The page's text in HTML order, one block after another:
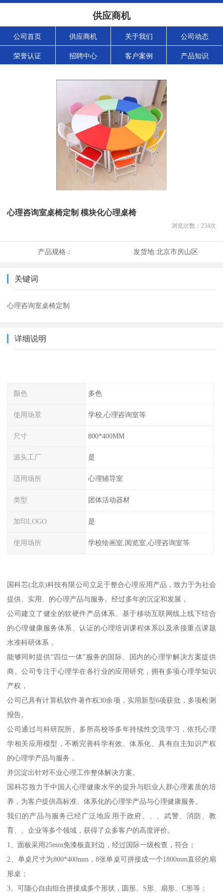
供应商机
公司首页 供应商机 关于我们 公司动态
荣誉认证 招聘中心 客户案例 产品知识
心理咨询室桌椅定制 模块化心理桌椅
浏览次数： 234次
产品规格： 发货地:北京市房山区
关键词
心理咨询室桌椅定制
详细说明
颜色 多色
使用场景 学校,心理咨询室等
尺寸 800*400MM
源头工厂 是
适用场所 心理辅导室
类型 团体活动器材
加印LOGO 是
使用场所 学校绘画室,阅览室,心理咨询室等
国科芯(北京)科技有限公司立足于整合心理应用产品，致力于为社会
提供、实用、的心理产品与服务。经过多年的沉淀和发展，
公司建立了健全的软硬件产品体系、基于移动互联网线上线下结合
的心理健康服务体系、认证的心理培训课程体系以及承接重点课题
水准科研体系，
能够同时提供“四位一体”服务的国际、国内的心理学解决方案提供
商。公司专注于心理学在各行业的应用研究，拥有多项心理学知识
产权，
公司已具有计算机软件著作权30余项，实用新型6项获批，多项检测
报告。
公司通过与科研院所、多所高校等多年持续性交流学习，依托心理
学相关应用模型，不断完善科学有效、体系化、具有自主知识产权
的心理学产品与服务，
并沉淀出针对不业心理工作整体解决方案。
国科芯致力于中国人心理健康水平的提升与职业人群心理素质的培
养，为客户提供高标准、体系化的心理学产品与心理健康服务。
我们的产品与服务已经广泛地应用于政府、、、武警、消防、教
育、、企业等多个领域，获得了众多客户的高度评价。
1、面板采用25mm免漆板直封边，经过国际一级检查，符合；
2、单桌尺寸为800*400mm，8张单桌可拼接成一个1800mm直径的扇
形桌；
3、可随心自由组合拼接成多个形状，圆形、S形、扇形、C形等；